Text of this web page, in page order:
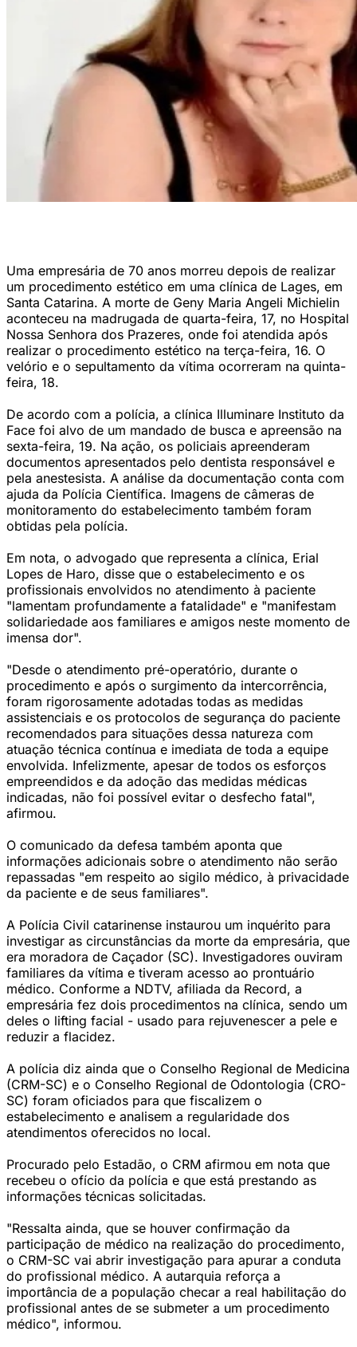
Uma empresária de 70 anos morreu depois de realizar
um procedimento estético em uma clínica de Lages, em
Santa Catarina. A morte de Geny Maria Angeli Michielin
aconteceu na madrugada de quarta-feira, 17, no Hospital
Nossa Senhora dos Prazeres, onde foi atendida após
realizar o procedimento estético na terça-feira, 16. O
velório e o sepultamento da vítima ocorreram na quinta-
feira, 18.
De acordo com a polícia, a clínica Illuminare Instituto da
Face foi alvo de um mandado de busca e apreensão na
sexta-feira, 19. Na ação, os policiais apreenderam
documentos apresentados pelo dentista responsável e
pela anestesista. A análise da documentação conta com
ajuda da Polícia Científica. Imagens de câmeras de
monitoramento do estabelecimento também foram
obtidas pela polícia.
Em nota, o advogado que representa a clínica, Erial
Lopes de Haro, disse que o estabelecimento e os
profissionais envolvidos no atendimento à paciente
"lamentam profundamente a fatalidade" e "manifestam
solidariedade aos familiares e amigos neste momento de
imensa dor".
"Desde o atendimento pré-operatório, durante o
procedimento e após o surgimento da intercorrência,
foram rigorosamente adotadas todas as medidas
assistenciais e os protocolos de segurança do paciente
recomendados para situações dessa natureza com
atuação técnica contínua e imediata de toda a equipe
envolvida. Infelizmente, apesar de todos os esforços
empreendidos e da adoção das medidas médicas
indicadas, não foi possível evitar o desfecho fatal",
afirmou.
O comunicado da defesa também aponta que
informações adicionais sobre o atendimento não serão
repassadas "em respeito ao sigilo médico, à privacidade
da paciente e de seus familiares".
A Polícia Civil catarinense instaurou um inquérito para
investigar as circunstâncias da morte da empresária, que
era moradora de Caçador (SC). Investigadores ouviram
familiares da vítima e tiveram acesso ao prontuário
médico. Conforme a NDTV, afiliada da Record, a
empresária fez dois procedimentos na clínica, sendo um
deles o lifting facial - usado para rejuvenescer a pele e
reduzir a flacidez.
A polícia diz ainda que o Conselho Regional de Medicina
(CRM-SC) e o Conselho Regional de Odontologia (CRO-
SC) foram oficiados para que fiscalizem o
estabelecimento e analisem a regularidade dos
atendimentos oferecidos no local.
Procurado pelo Estadão, o CRM afirmou em nota que
recebeu o ofício da polícia e que está prestando as
informações técnicas solicitadas.
"Ressalta ainda, que se houver confirmação da
participação de médico na realização do procedimento,
o CRM-SC vai abrir investigação para apurar a conduta
do profissional médico. A autarquia reforça a
importância de a população checar a real habilitação do
profissional antes de se submeter a um procedimento
médico", informou.